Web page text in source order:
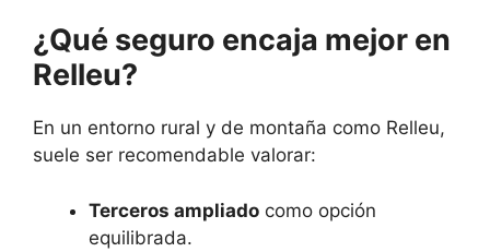
¿Qué seguro encaja mejor en
Relleu?
En un entorno rural y de montaña como Relleu,
suele ser recomendable valorar:
Terceros ampliado como opción
equilibrada.